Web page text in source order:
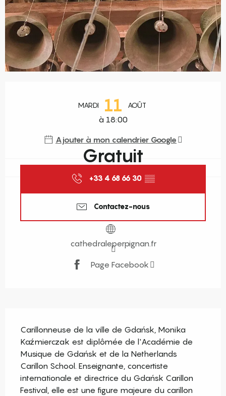
MARDI 11 AOÛT
à 18:00
Ajouter à mon calendrier Google
Gratuit
+33 4 68 66 30 ▒▒
Contactez-nous
cathedraleperpignan.fr
Page Facebook
Carillonneuse de la ville de Gdańsk, Monika
Kaźmierczak est diplômée de l'Académie de
Musique de Gdańsk et de la Netherlands
Carillon School. Enseignante, concertiste
internationale et directrice du Gdańsk Carillon
Festival, elle est une figure majeure du carillon